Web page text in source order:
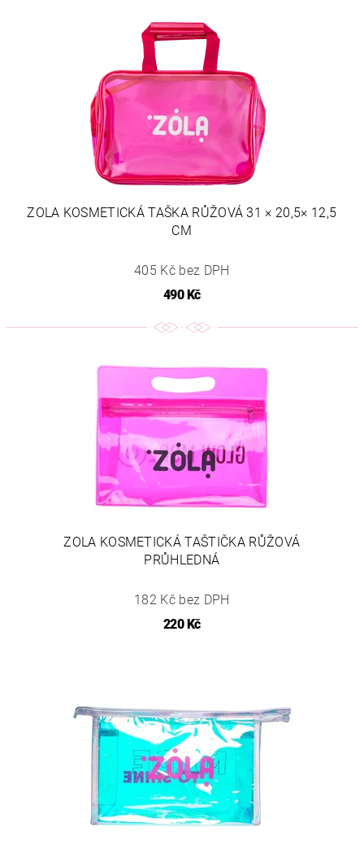
ZOLA KOSMETICKÁ TAŠKA RŮŽOVÁ 31 × 20,5× 12,5
CM
405 Kč bez DPH
490 Kč
ZOLA KOSMETICKÁ TAŠTIČKA RŮŽOVÁ
PRŮHLEDNÁ
182 Kč bez DPH
220 Kč